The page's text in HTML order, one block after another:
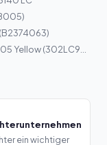
ein wichtiger